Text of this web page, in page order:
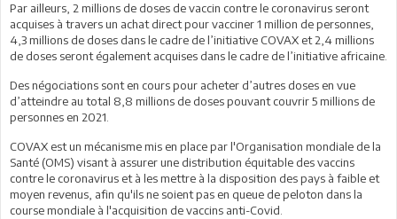
Par ailleurs, 2 millions de doses de vaccin contre le coronavirus seront
acquises à travers un achat direct pour vacciner 1 million de personnes,
4,3 millions de doses dans le cadre de l’initiative COVAX et 2,4 millions
de doses seront également acquises dans le cadre de l’initiative africaine.
Des négociations sont en cours pour acheter d’autres doses en vue
d’atteindre au total 8,8 millions de doses pouvant couvrir 5 millions de
personnes en 2021.
COVAX est un mécanisme mis en place par l'Organisation mondiale de la
Santé (OMS) visant à assurer une distribution équitable des vaccins
contre le coronavirus et à les mettre à la disposition des pays à faible et
moyen revenus, afin qu'ils ne soient pas en queue de peloton dans la
course mondiale à l'acquisition de vaccins anti-Covid.